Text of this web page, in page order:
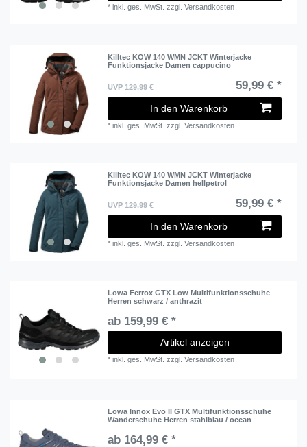
*inkl. ges. MwSt. zzgl.Versandkosten
Killtec KOW 140 WMN JCKT Winterjacke
Funktionsjacke Damen cappucino
UVP 129,99 € 59,99 € *
In den Warenkorb
*inkl. ges. MwSt. zzgl.Versandkosten
Killtec KOW 140 WMN JCKT Winterjacke
Funktionsjacke Damen hellpetrol
UVP 129,99 € 59,99 € *
In den Warenkorb
*inkl. ges. MwSt. zzgl.Versandkosten
Lowa Ferrox GTX Low Multifunktionsschuhe
Herren schwarz / anthrazit
ab 159,99 € *
Artikel anzeigen
*inkl. ges. MwSt. zzgl.Versandkosten
Lowa Innox Evo II GTX Multifunktionsschuhe
Wanderschuhe Herren stahlblau / ocean
ab 164,99 € *